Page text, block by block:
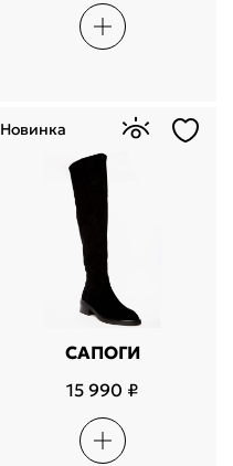
САПОГИ
15 990 ₽
Новинка